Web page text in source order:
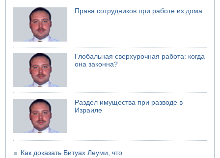
Права сотрудников при работе из дома
Глобальная сверхурочная работа: когда
она законна?
Раздел имущества при разводе в
Израиле
Как доказать Битуах Леуми, что